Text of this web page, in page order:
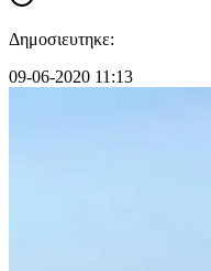
Δημοσιευτηκε:
09-06-2020 11:13